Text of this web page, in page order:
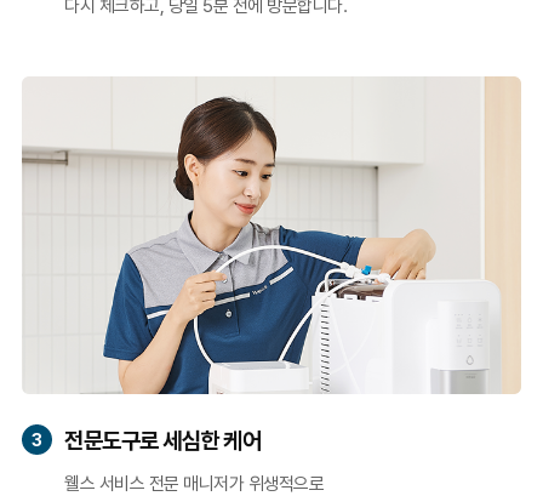
다시 체크하고, 당일 5분 전에 방문합니다.
3 전문도구로 세심한 케어
웰스 서비스 전문 매니저가 위생적으로